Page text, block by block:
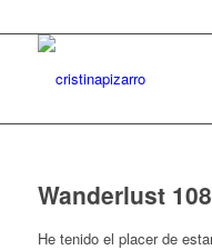
Wanderlust
He tenido el placer de